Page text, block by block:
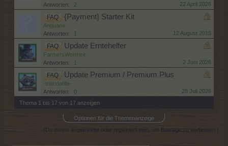
Antworten:
2 22 April 2026
FAQ {Payment} Starter Kit
Anguana
Antworten:
1 12 August 2015
FAQ Update Erntehelfer
FarmersWeisheit
Antworten:
1 2 Juni 2026
FAQ Update Premium / Premium Plus
-triandafilla-
Antworten:
0
28 Juli 2026
Thema 1 bis 17 von 17 anzeigen
Optionen für die Themenanzeige
(Du musst angemeldet oder registriert sein, um Beiträge zu verfassen.)